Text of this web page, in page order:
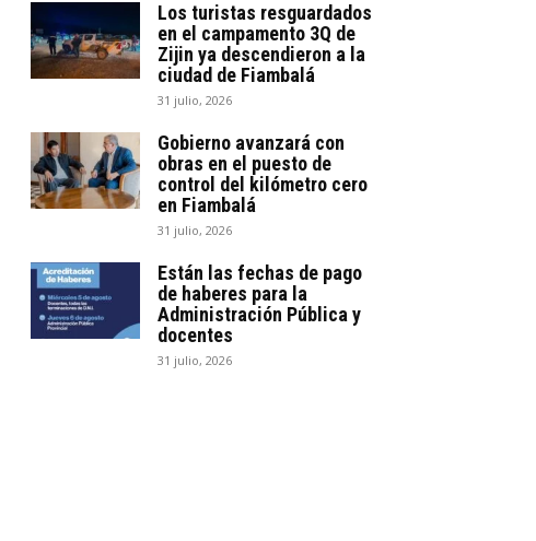
Los turistas resguardados
en el campamento 3Q de
Zijin ya descendieron a la
ciudad de Fiambalá
31 julio, 2026
Gobierno avanzará con
obras en el puesto de
control del kilómetro cero
en Fiambalá
31 julio, 2026
Están las fechas de pago
de haberes para la
Administración Pública y
docentes
31 julio, 2026